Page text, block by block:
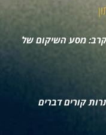
מסע השיקום של
קורים דברים